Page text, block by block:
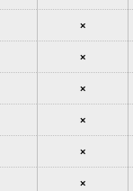
×
×
×
×
×
×